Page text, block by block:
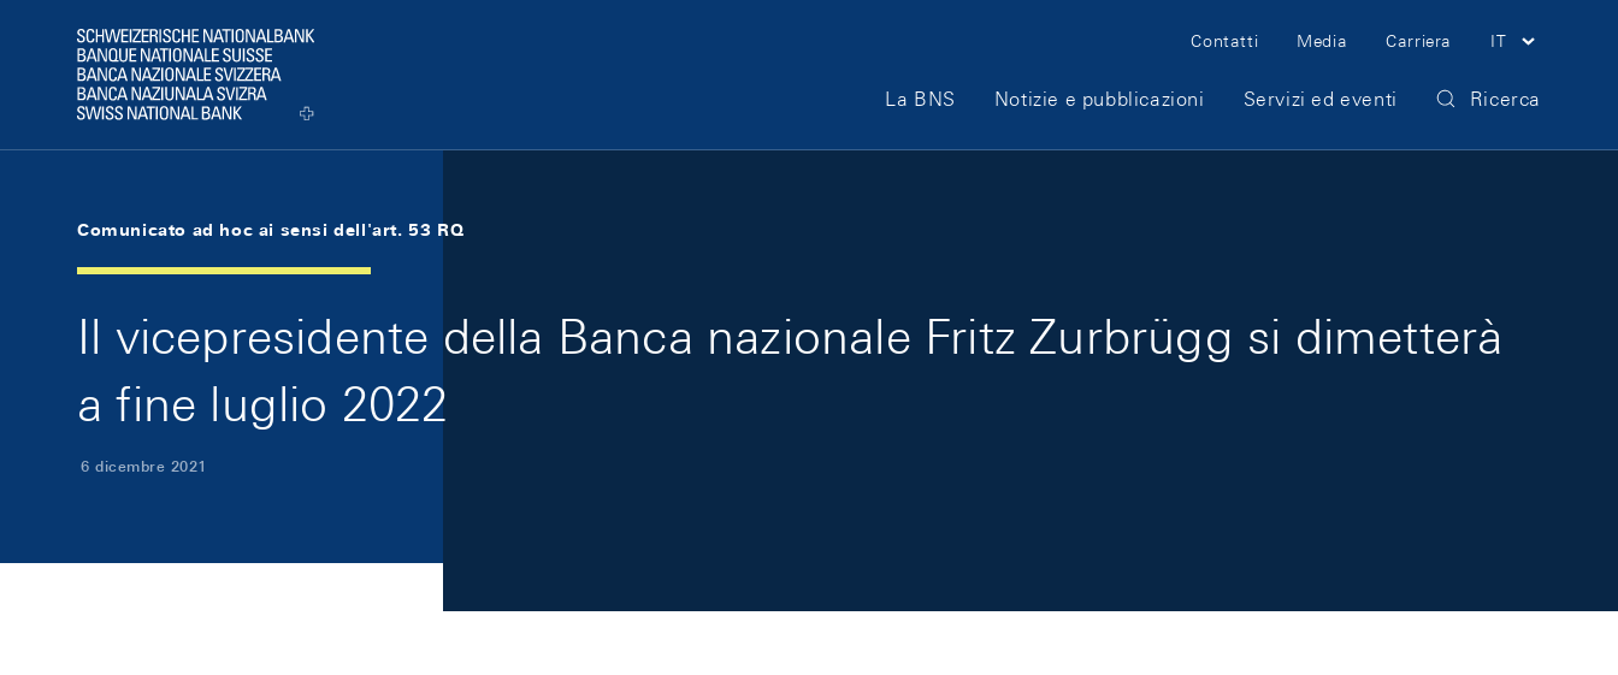
Logo
Meta Navigation
Contatti Media Carriera IT
Main Navigation
La BNS Notizie e pubblicazioni Servizi ed eventi Ricerca
Comunicato ad hoc ai sensi dell'art. 53 RQ
Il vicepresidente della Banca nazionale Fritz Zurbrügg si dimetterà
a fine luglio 2022
6 dicembre 2021